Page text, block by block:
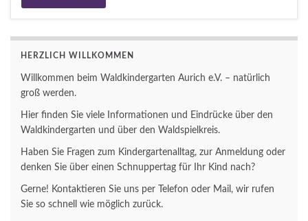
HERZLICH WILLKOMMEN
Willkommen beim Waldkindergarten Aurich e.V. – natürlich
groß werden.
Hier finden Sie viele Informationen und Eindrücke über den
Waldkindergarten und über den Waldspielkreis.
Haben Sie Fragen zum Kindergartenalltag, zur Anmeldung oder
denken Sie über einen Schnuppertag für Ihr Kind nach?
Gerne! Kontaktieren Sie uns per Telefon oder Mail, wir rufen
Sie so schnell wie möglich zurück.